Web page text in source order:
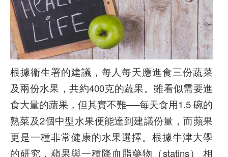
根據衞生署的建議，每人每天應進食三份蔬菜
及兩份水果，共約400克的蔬果。雖看似需要進
食大量的蔬果，但其實不難──每天食用1.5 碗的
熟菜及2個中型水果便能達到建議份量，而蘋果
更是一種非常健康的水果選擇。根據牛津大學
的研究，蘋果與一種降血脂藥物（statins） 相